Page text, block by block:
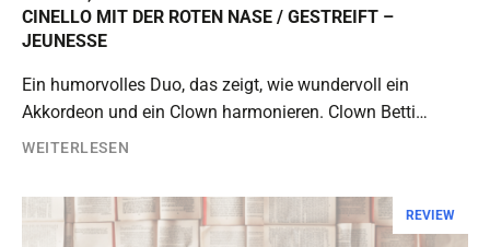
CINELLO MIT DER ROTEN NASE / GESTREIFT –
JEUNESSE
Ein humorvolles Duo, das zeigt, wie wundervoll ein
Akkordeon und ein Clown harmonieren. Clown Betti…
WEITERLESEN
REVIEW